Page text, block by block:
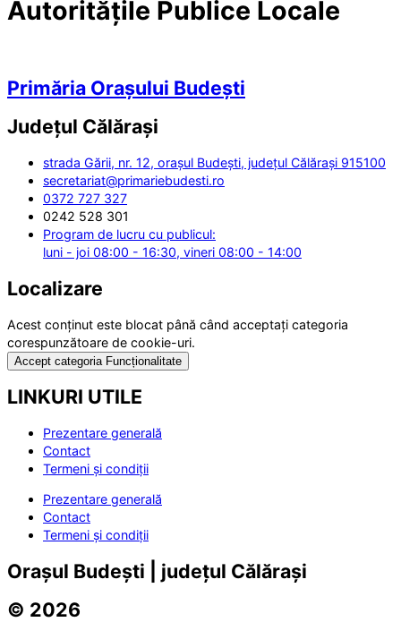
Autoritățile Publice Locale
Primăria Orașului Budești
Județul Călărași
strada Gării, nr. 12, orașul Budești, județul Călărași 915100
secretariat@primariebudesti.ro
0372 727 327
0242 528 301
Program de lucru cu publicul:
luni - joi 08:00 - 16:30, vineri 08:00 - 14:00
Localizare
Acest conținut este blocat până când acceptați categoria
corespunzătoare de cookie-uri.
Accept categoria Funcționalitate
LINKURI UTILE
Prezentare generală
Contact
Termeni și condiții
Prezentare generală
Contact
Termeni și condiții
Orașul Budești | județul Călărași
© 2026